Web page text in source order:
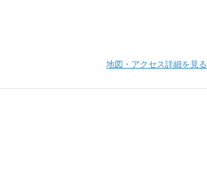
地図・アクセス詳細を見る